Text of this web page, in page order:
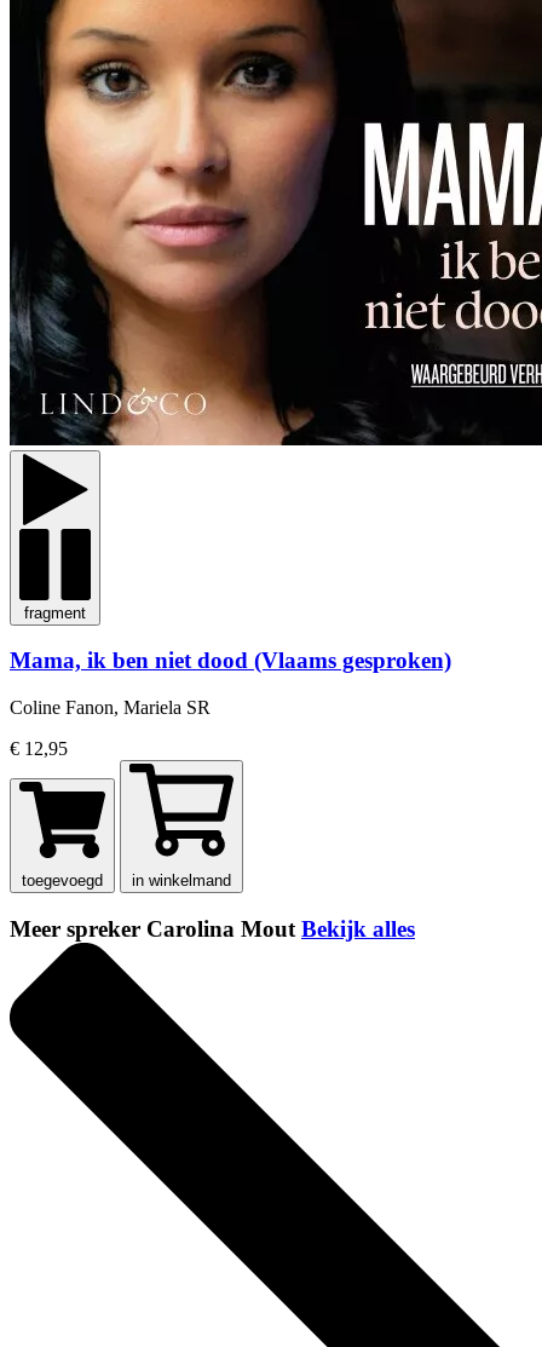
fragment
Mama, ik ben niet dood (Vlaams gesproken)
Coline Fanon, Mariela SR
€ 12,95
toegevoegd in winkelmand
Meer spreker Carolina Mout Bekijk alles